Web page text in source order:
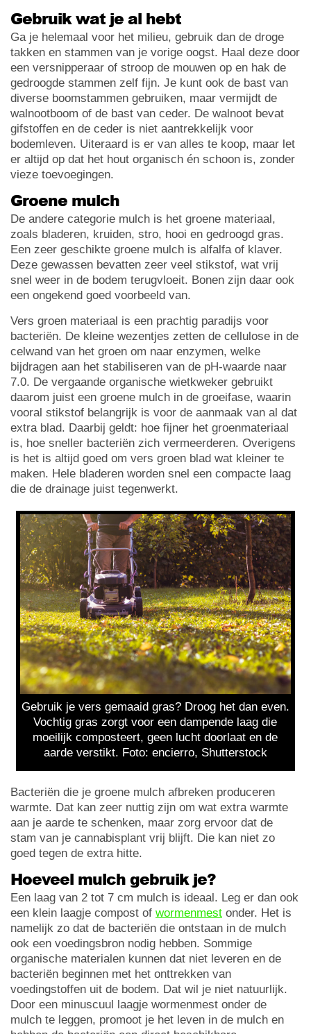
Gebruik wat je al hebt
Ga je helemaal voor het milieu, gebruik dan de droge
takken en stammen van je vorige oogst. Haal deze door
een versnipperaar of stroop de mouwen op en hak de
gedroogde stammen zelf fijn. Je kunt ook de bast van
diverse boomstammen gebruiken, maar vermijdt de
walnootboom of de bast van ceder. De walnoot bevat
gifstoffen en de ceder is niet aantrekkelijk voor
bodemleven. Uiteraard is er van alles te koop, maar let
er altijd op dat het hout organisch én schoon is, zonder
vieze toevoegingen.
Groene mulch
De andere categorie mulch is het groene materiaal,
zoals bladeren, kruiden, stro, hooi en gedroogd gras.
Een zeer geschikte groene mulch is alfalfa of klaver.
Deze gewassen bevatten zeer veel stikstof, wat vrij
snel weer in de bodem terugvloeit. Bonen zijn daar ook
een ongekend goed voorbeeld van.
Vers groen materiaal is een prachtig paradijs voor
bacteriën. De kleine wezentjes zetten de cellulose in de
celwand van het groen om naar enzymen, welke
bijdragen aan het stabiliseren van de pH-waarde naar
7.0. De vergaande organische wietkweker gebruikt
daarom juist een groene mulch in de groeifase, waarin
vooral stikstof belangrijk is voor de aanmaak van al dat
extra blad. Daarbij geldt: hoe fijner het groenmateriaal
is, hoe sneller bacteriën zich vermeerderen. Overigens
is het is altijd goed om vers groen blad wat kleiner te
maken. Hele bladeren worden snel een compacte laag
die de drainage juist tegenwerkt.
Gebruik je vers gemaaid gras? Droog het dan even.
Vochtig gras zorgt voor een dampende laag die
moeilijk composteert, geen lucht doorlaat en de
aarde verstikt. Foto: encierro, Shutterstock
Bacteriën die je groene mulch afbreken produceren
warmte. Dat kan zeer nuttig zijn om wat extra warmte
aan je aarde te schenken, maar zorg ervoor dat de
stam van je cannabisplant vrij blijft. Die kan niet zo
goed tegen de extra hitte.
Hoeveel mulch gebruik je?
Een laag van 2 tot 7 cm mulch is ideaal. Leg er dan ook
een klein laagje compost of wormenmest onder. Het is
namelijk zo dat de bacteriën die ontstaan in de mulch
ook een voedingsbron nodig hebben. Sommige
organische materialen kunnen dat niet leveren en de
bacteriën beginnen met het onttrekken van
voedingstoffen uit de bodem. Dat wil je niet natuurlijk.
Door een minuscuul laagje wormenmest onder de
mulch te leggen, promoot je het leven in de mulch en